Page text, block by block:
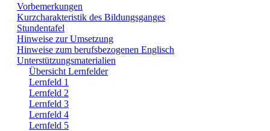
Vorbemerkungen
Kurzcharakteristik des Bildungsganges
Stundentafel
Hinweise zur Umsetzung
Hinweise zum berufsbezogenen Englisch
Unterstützungsmaterialien
Übersicht Lernfelder
Lernfeld 1
Lernfeld 2
Lernfeld 3
Lernfeld 4
Lernfeld 5